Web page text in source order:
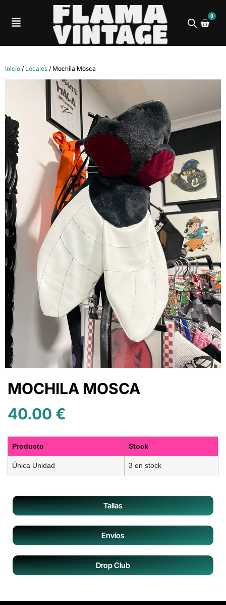
0
Inicio / Locales / Mochila Mosca
MOCHILA MOSCA
40.00 €
Producto Stock
Única Unidad 3 en stock
Tallas
Envíos
Drop Club